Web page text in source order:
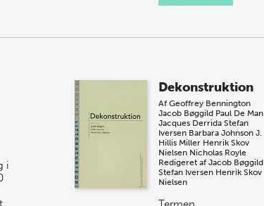
i
Dekonstruktion
Af Geoffrey Bennington
Jacob Bøggild Paul De Man
Jacques Derrida Stefan
Iversen Barbara Johnson J.
Hillis Miller Henrik Skov
Nielsen Nicholas Royle
Redigeret af Jacob Bøggild
Stefan Iversen Henrik Skov
Nielsen